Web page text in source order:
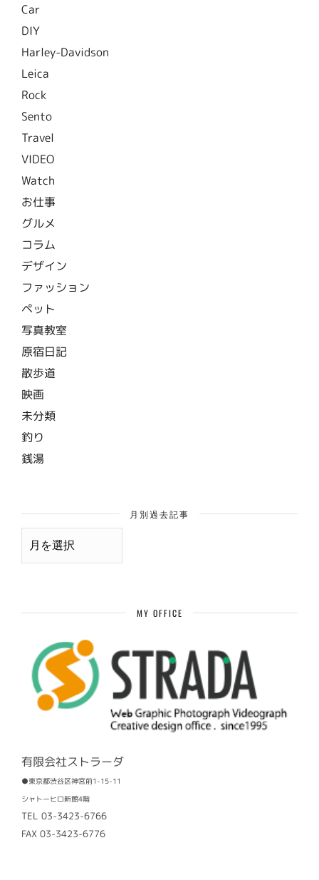
Car
DIY
Harley-Davidson
Leica
Rock
Sento
Travel
VIDEO
Watch
お仕事
グルメ
コラム
デザイン
ファッション
ペット
写真教室
原宿日記
散歩道
映画
未分類
釣り
銭湯
月別過去記事
月
MY OFFICE
有限会社ストラーダ
●東京都渋谷区神宮前1-15-11
シャトーヒロ新館4階
TEL 03-3423-6766
FAX 03-3423-6776